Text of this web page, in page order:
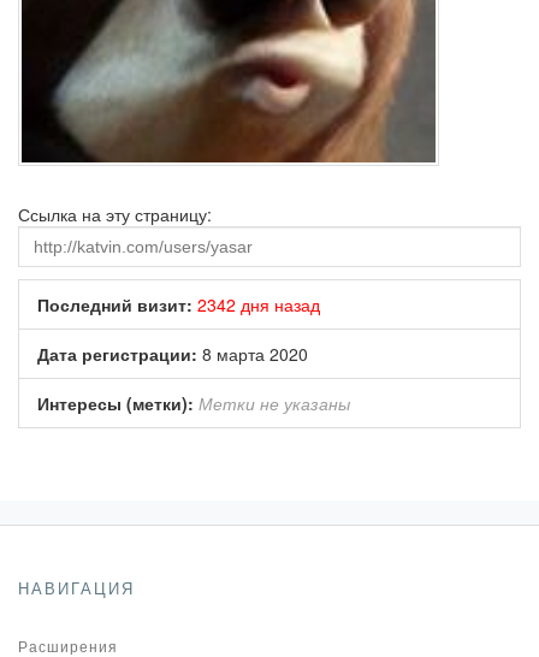
Ссылка на эту страницу:
Последний визит: 2342 дня назад
Дата регистрации: 8 марта 2020
Интересы (метки): Метки не указаны
НАВИГАЦИЯ
Расширения